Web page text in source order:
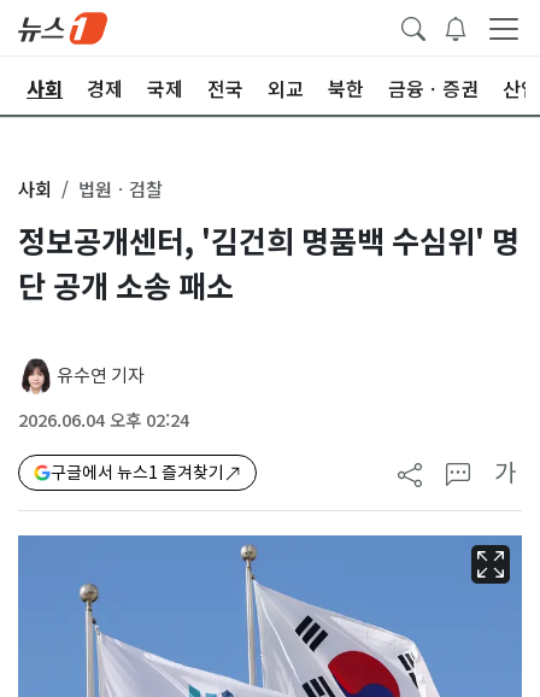
사회 경제 국제 전국 외교 북한 금융ㆍ증권 산업
사회 법원ㆍ검찰
정보공개센터, '김건희 명품백 수심위' 명
단 공개 소송 패소
유수연 기자
2026.06.04 오후 02:24
구글에서 뉴스1 즐겨찾기 가